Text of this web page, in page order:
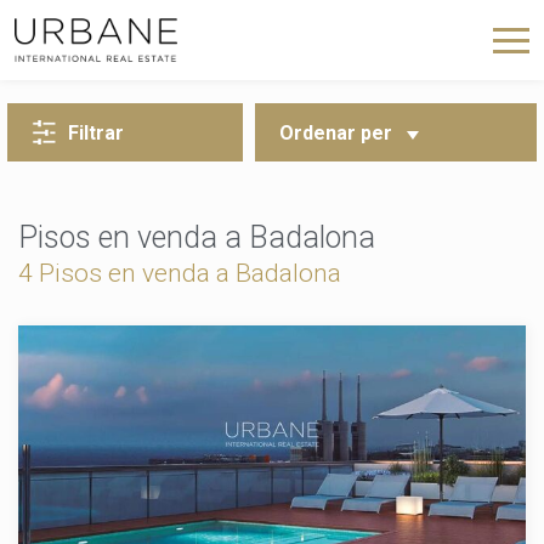
Filtrar Ordenar per
Pisos en venda a Badalona
4 Pisos en venda a Badalona